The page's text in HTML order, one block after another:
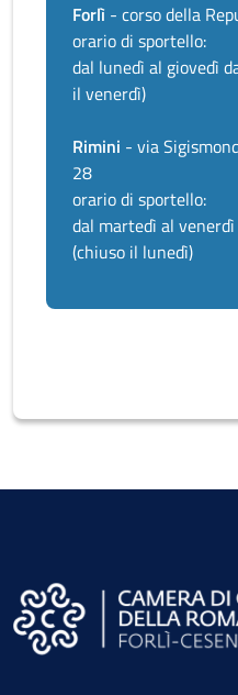
Forlì - corso della
orario di sportello:
dal lunedì al giovedì
il venerdì)
Rimini - via
28
orario di sportello:
dal martedì al
(chiuso il lunedì)